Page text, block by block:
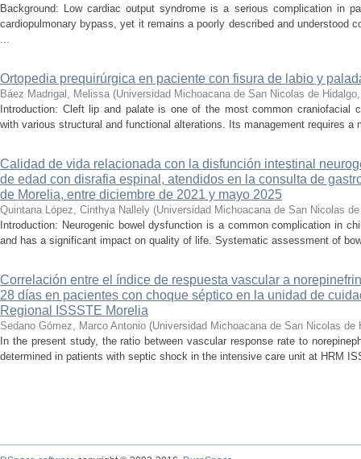
Background: Low cardiac output syndrome is a serious complication in
cardiopulmonary bypass, yet it remains a poorly described and understood
...
Ortopedia prequirúrgica en paciente con fisura de labio y
Báez Madrigal, Melissa (Universidad Michoacana de San Nicolas de Hidalgo
Introduction: Cleft lip and palate is one of the most common craniofacial
with various structural and functional alterations. Its management requires a
Calidad de vida relacionada con la disfunción intestinal
de edad con disrafia espinal, atendidos en la consulta de
de Morelia, entre diciembre de 2021 y mayo 2025
Quintana López, Cinthya Nallely (Universidad Michoacana de San Nicolas
Introduction: Neurogenic bowel dysfunction is a common complication in
and has a significant impact on quality of life. Systematic assessment of
Correlación entre el índice de respuesta vascular a
28 días en pacientes con choque séptico en la unidad de
Regional ISSSTE Morelia
Sedano Gómez, Marco Antonio (Universidad Michoacana de San Nicolas de
In the present study, the ratio between vascular response rate to
determined in patients with septic shock in the intensive care unit at HRM